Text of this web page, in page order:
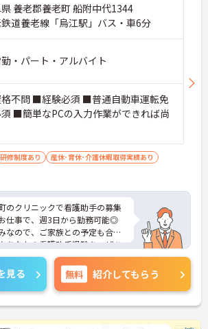
養老郡養老町 船附中代1344
道養老線「烏江駅」バス・車6分
・パート・アルバイト
不問 ■経験必須 ■普通自動車運転免
■簡単なPCの入力作業ができれば尚
研修制度あり
産休･育休･介護休暇取得実績あり
のクリニックで看護助手の募集
仕事で、週3日から勤務可能◎
なので、ご家族との予定も合わ
あなたの看護助手経験を、ぜひ
せんか？ご興味のある方は、面
しますので、お気軽にご連絡く
見る 無料 紹介してもらう